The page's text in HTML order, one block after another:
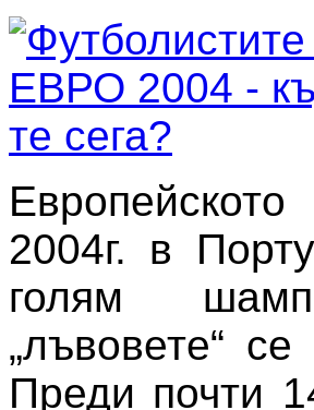
2004г. в
голям
„лъвовете“
Преди почти